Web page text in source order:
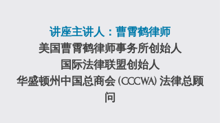
讲座主讲人：曹霄鹤律师
美国曹霄鹤律师事务所创始人
国际法律联盟创始人
华盛顿州中国总商会 (CCCWA) 法律总顾
问